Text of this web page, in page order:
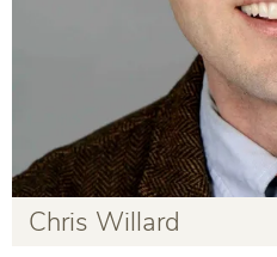
Chris Willard